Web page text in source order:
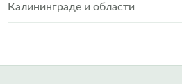
Калининграде и области